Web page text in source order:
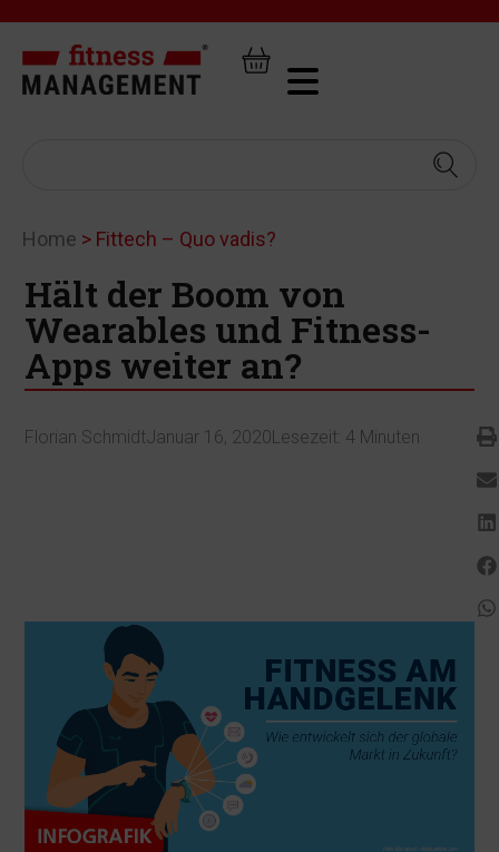
Home > Fittech – Quo vadis?
Hält der Boom von
Wearables und Fitness-
Apps weiter an?
Florian SchmidtJanuar 16, 2020Lesezeit: 4 Minuten